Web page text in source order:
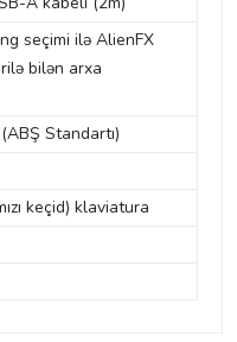
seçimi ilə AlienFX
bilən arxa
Standartı)
keçid) klaviatura